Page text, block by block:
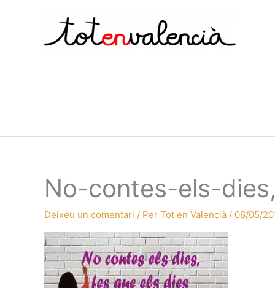
No-contes-els-
Deixeu un comentari / Per Tot en Valencià / 06/05/